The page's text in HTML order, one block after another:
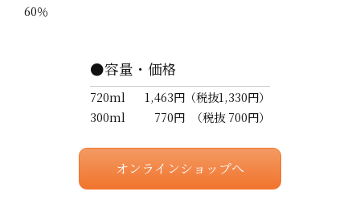
60％
●容量・価格
720ml 1,463円 （税抜1,330円）
300ml
770円 （税抜 700円）
オンラインショップへ